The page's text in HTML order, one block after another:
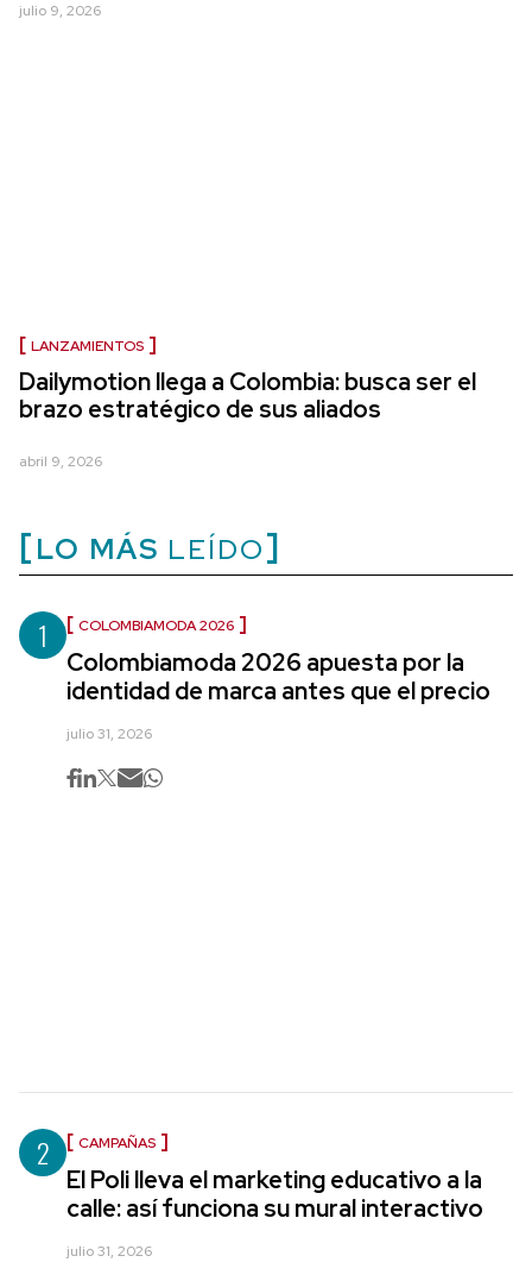
julio 9, 2026
LANZAMIENTOS
Dailymotion llega a Colombia: busca ser el
brazo estratégico de sus aliados
abril 9, 2026
LO MÁS LEÍDO
1 COLOMBIAMODA 2026
Colombiamoda 2026 apuesta por la
identidad de marca antes que el precio
julio 31, 2026
2 CAMPAÑAS
El Poli lleva el marketing educativo a la
calle: así funciona su mural interactivo
julio 31, 2026